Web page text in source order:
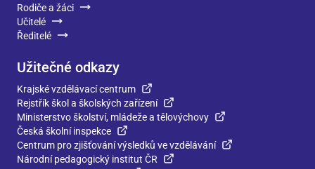
Rodiče a žáci
Učitelé
Ředitelé
Užitečné odkazy
Krajské vzdělávací centrum
Rejstřík škol a školských zařízení
Ministerstvo školství, mládeže a tělovýchovy
Česká školní inspekce
Centrum pro zjišťování výsledků ve vzdělávání
Národní pedagogický institut ČR